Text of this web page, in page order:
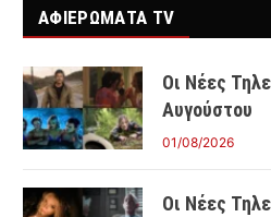
ΑΦΙΕΡΩΜΑΤΑ TV
Οι Νέες
Αυγούστου
01/08/2026
Οι Νέες